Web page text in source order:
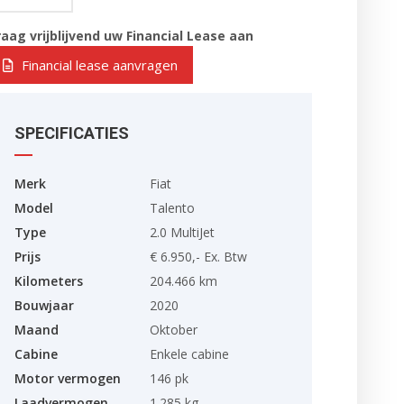
vrijblijvend uw Financial Lease aan
Financial lease aanvragen
SPECIFICATIES
Merk
Fiat
Model
Talento
Type
2.0 MultiJet
Prijs
€ 6.950,- Ex. Btw
Kilometers
204.466 km
Bouwjaar
2020
Maand
Oktober
Cabine
Enkele cabine
Motor vermogen
146 pk